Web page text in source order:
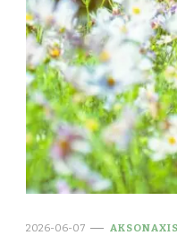
2026-06-07 AKSONAXIS